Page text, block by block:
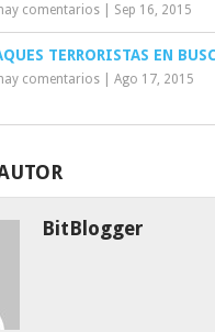
comentarios| Sep 16, 2015
TERRORISTAS EN
comentarios| Ago 17, 2015
BitBlogger